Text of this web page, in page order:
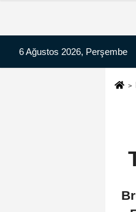
6 Ağustos 2026, Perşembe